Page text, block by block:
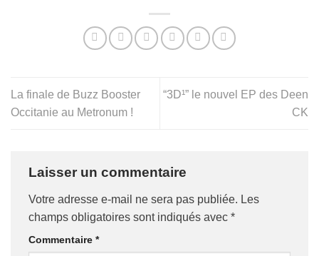
La finale de Buzz Booster
Occitanie au Metronum !
“3D¹” le nouvel EP des Deen
CK
Laisser un commentaire
Votre adresse e-mail ne sera pas publiée. Les
champs obligatoires sont indiqués avec *
Commentaire *